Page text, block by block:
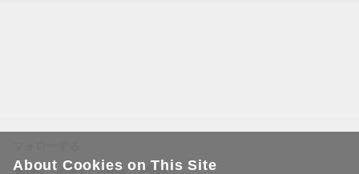
About Cookies on This Site